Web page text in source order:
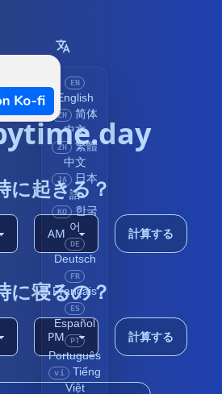
EN
English
ZH
简体
中文
ZH
繁體
中文
JA
日本
語
KO
한국
어
DE
Deutsch
FR
Français
ES
Español
PT
Português
vi
Tiếng
Việt
に起きる？
計算する
に寝るの？
計算する